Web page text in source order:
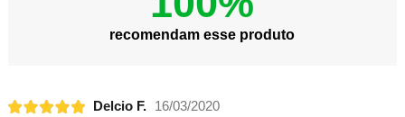
recomendam esse produto
Delcio F.
16/03/2020